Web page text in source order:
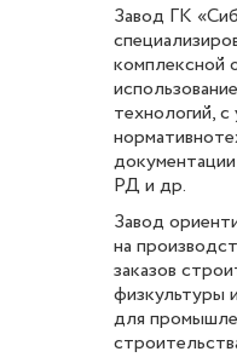
Завод ГК
комплексной
технологий,
РД и др.
Завод
на
заказов
физкультуры
для